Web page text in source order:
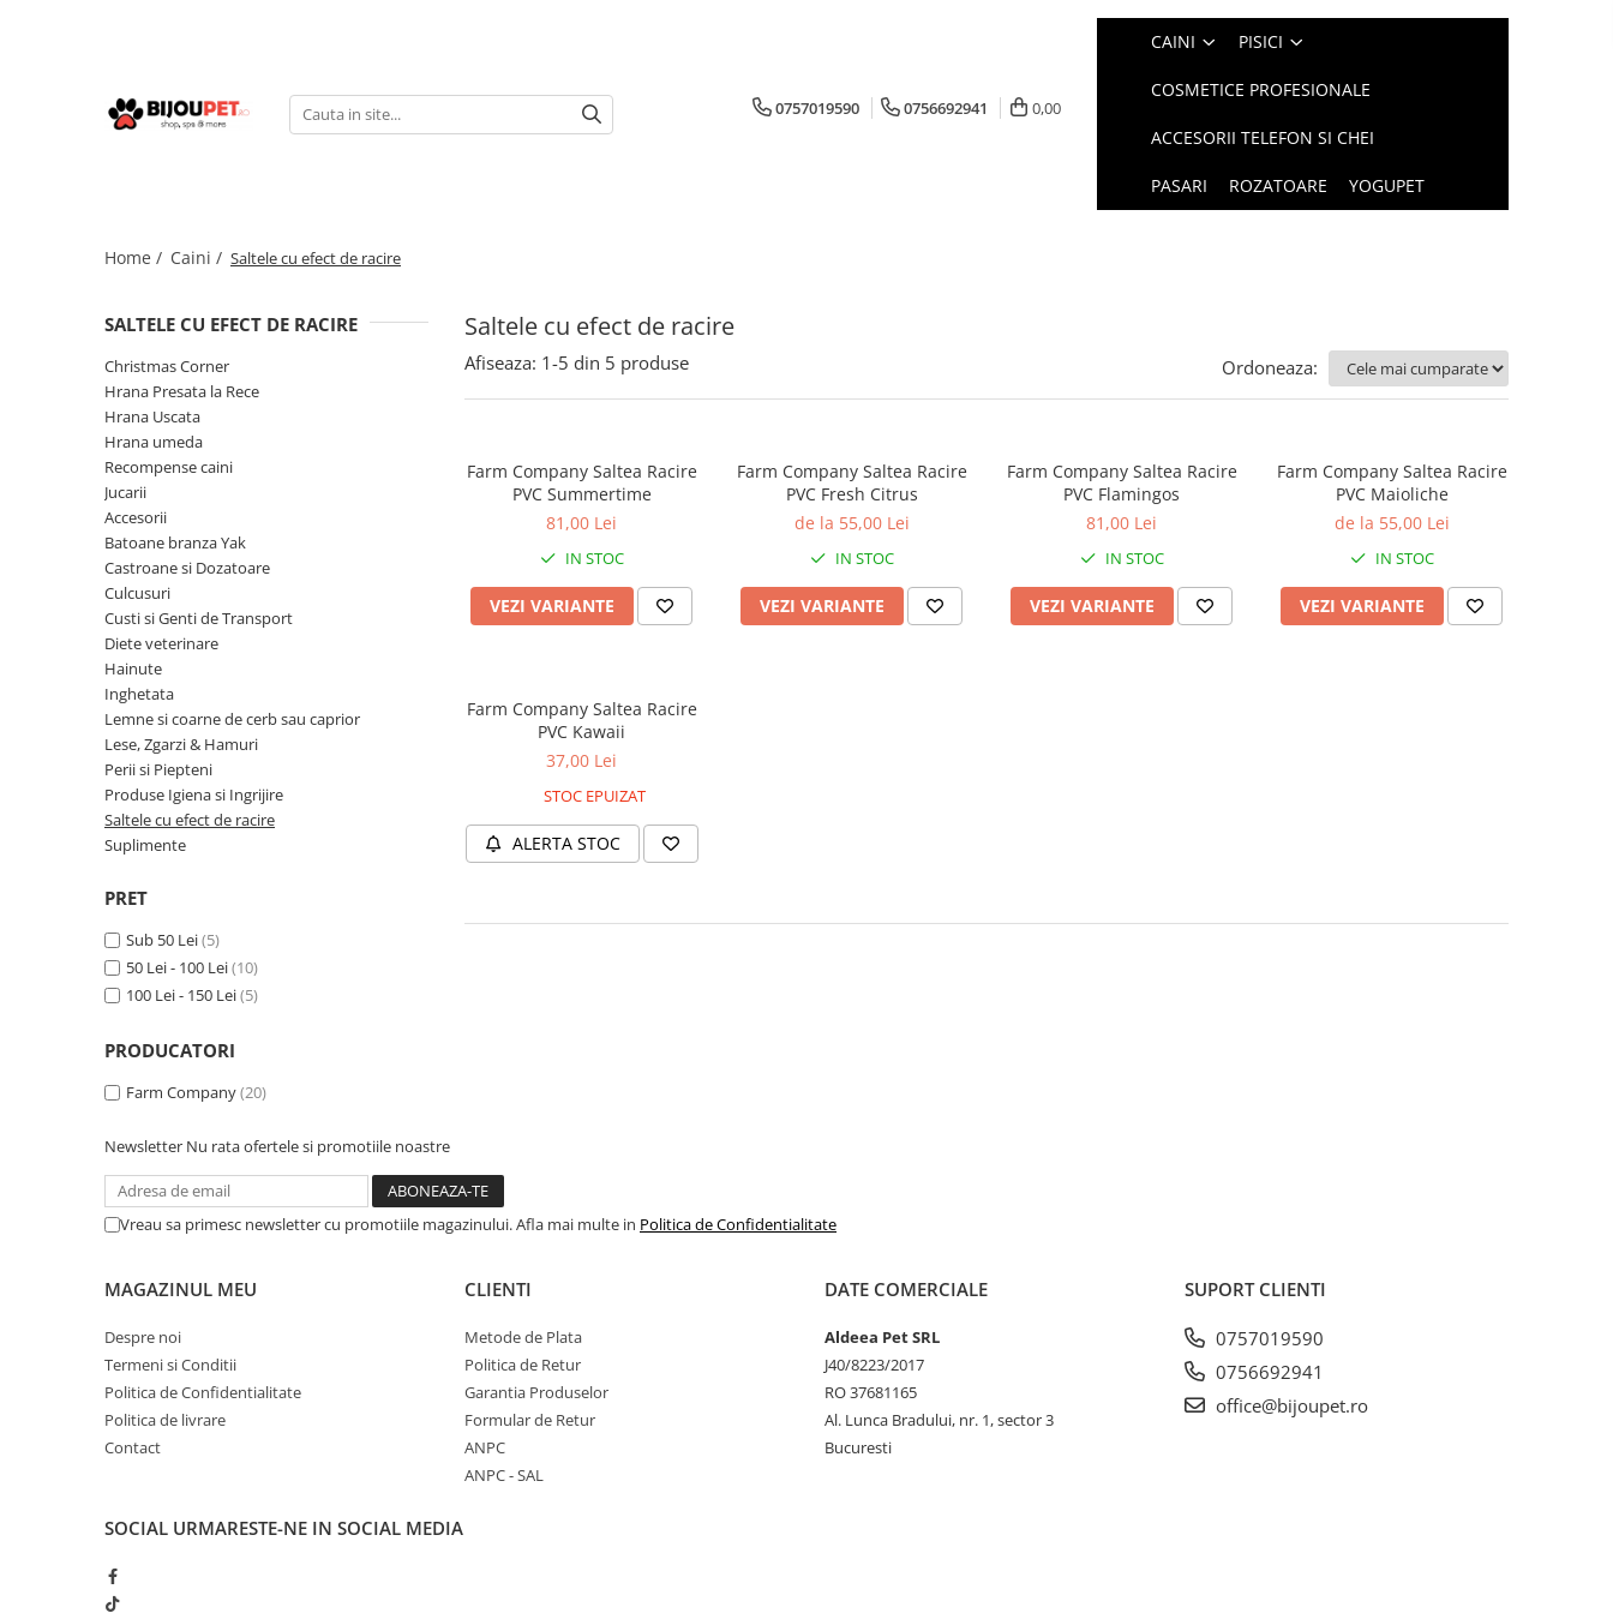
Christmas Corner
Nature's Protection
Taste of the Wild
Marly&Dan
Hrana umeda
Recompense caini
Batoane branza Yak
Castroane si Dozatoare
Custi si Genti de Transport
Diete veterinare
Lemne si coarne de cerb sau
Perii si Piepteni
Produse Igiena si Ingrijire
Saltele cu efect de racire
Hrana uscata
Ansambluri Pisici
Genti, Patuturi si Custi de
Produse Igiena si Ingrijire
Suplimente
Diete veterinare
0757019590 0756692941 0,00
CAINI PISICI
COSMETICE PROFESIONALE
ACCESORII TELEFON SI CHEI
PASARI ROZATOARE YOGUPET
Home / Caini / Saltele cu efect de racire
Saltele cu efect de racire
SALTELE CU EFECT DE RACIRE
Christmas Corner
Hrana Presata la Rece
Hrana Uscata
Hrana umeda
Recompense caini
Jucarii
Accesorii
Batoane branza Yak
Castroane si Dozatoare
Culcusuri
Custi si Genti de Transport
Diete veterinare
Hainute
Inghetata
Lemne si coarne de cerb sau caprior
Lese, Zgarzi & Hamuri
Perii si Piepteni
Produse Igiena si Ingrijire
Saltele cu efect de racire
Suplimente
PRET
Sub 50 Lei(5)
50 Lei - 100 Lei(10)
100 Lei - 150 Lei(5)
PRODUCATORI
Farm Company(20)
Afiseaza: 1-5 din 5 produse Ordoneaza:
Farm Company Saltea Racire
PVC Summertime
81,00 Lei
IN STOC
VEZI VARIANTE
Farm Company Saltea Racire
PVC Fresh Citrus
de la 55,00 Lei
IN STOC
VEZI VARIANTE
Farm Company Saltea Racire
PVC Flamingos
81,00 Lei
IN STOC
VEZI VARIANTE
Farm Company Saltea Racire
PVC Maioliche
de la 55,00 Lei
IN STOC
VEZI VARIANTE
Farm Company Saltea Racire
PVC Kawaii
37,00 Lei
STOC EPUIZAT
ALERTA STOC
Newsletter Nu rata ofertele si promotiile noastre
Vreau sa primesc newsletter cu promotiile magazinului. Afla mai multe in Politica de Confidentialitate
MAGAZINUL MEU
Despre noi
Termeni si Conditii
Politica de Confidentialitate
Politica de livrare
Contact
CLIENTI
Metode de Plata
Politica de Retur
Garantia Produselor
Formular de Retur
ANPC
ANPC - SAL
DATE COMERCIALE
Aldeea Pet SRL
J40/8223/2017
RO 37681165
Al. Lunca Bradului, nr. 1, sector 3
Bucuresti
SUPORT CLIENTI
0757019590
0756692941
office@bijoupet.ro
SOCIAL URMARESTE-NE IN SOCIAL MEDIA